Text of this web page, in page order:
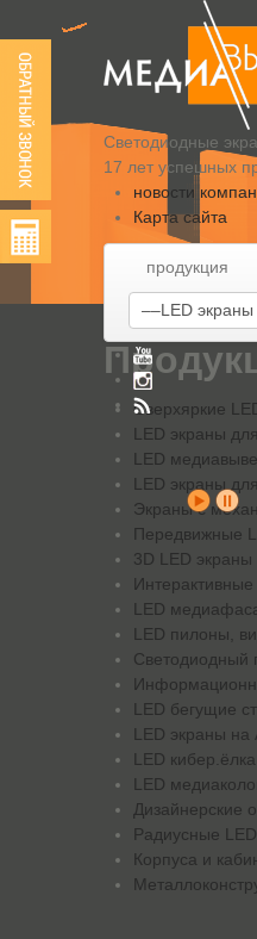
Светодиодные
17 лет успешных
новости
Карта сайта
продукция
Сверхяркие
LED экраны
LED
LED экраны
Экраны с
Передвижные
3D LED экраны
LED
LED пилоны,
Светодиодный
LED бегущие
LED экраны
LED кибер.ёлка
LED
Дизайнерские
Радиусные
Корпуса и